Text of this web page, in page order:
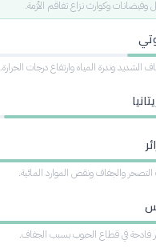
وفيضانات وكوارث نزاع تفاقم الأزمة.
الشديد وندرة المياه وارتفاع درجات الحرارة.
والجفاف ونقص الموارد المائية.
في قطاع الحبوب بسبب الجفاف.